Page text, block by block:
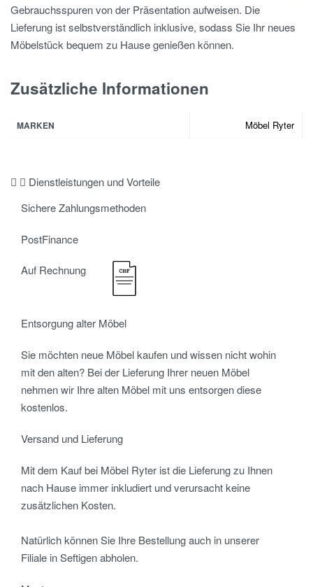
Gebrauchsspuren von der Präsentation aufweisen. Die
Lieferung ist selbstverständlich inklusive, sodass Sie Ihr neues
Möbelstück bequem zu Hause genießen können.
Zusätzliche Informationen
MARKEN Möbel Ryter
Dienstleistungen und Vorteile
Sichere Zahlungsmethoden
PostFinance
Auf Rechnung
Entsorgung alter Möbel
Sie möchten neue Möbel kaufen und wissen nicht wohin
mit den alten? Bei der Lieferung Ihrer neuen Möbel
nehmen wir Ihre alten Möbel mit uns entsorgen diese
kostenlos.
Versand und Lieferung
Mit dem Kauf bei Möbel Ryter ist die Lieferung zu Ihnen
nach Hause immer inkludiert und verursacht keine
zusätzlichen Kosten.
Natürlich können Sie Ihre Bestellung auch in unserer
Filiale in Seftigen abholen.